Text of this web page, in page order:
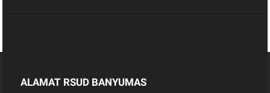
ALAMAT RSUD BANYUMAS